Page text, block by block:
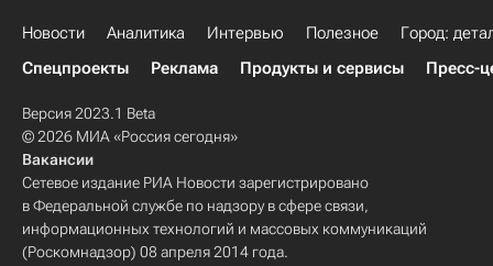
Новости Аналитика Интервью Полезное
Город:
Спецпроекты
Реклама Продукты и сервисы Пресс-
Версия 2023.1 Beta
© 2026 МИА «Россия сегодня»
Вакансии
Сетевое издание РИА Новости зарегистрировано
в Федеральной службе по надзору в сфере связи,
информационных технологий и массовых коммуникаций
(Роскомнадзор) 08 апреля 2014 года.